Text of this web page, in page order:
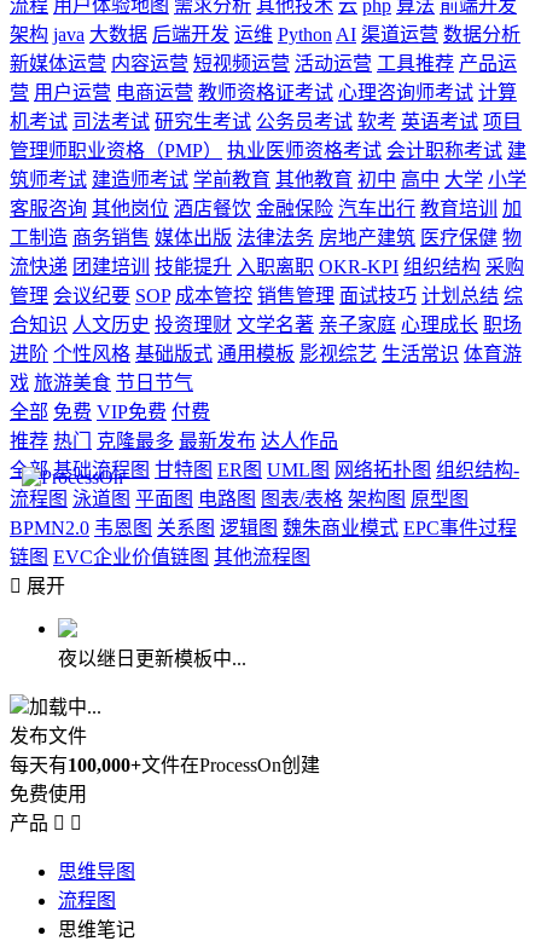
流程 用户体验地图 需求分析 其他技术 云 php 算法 前端开发
架构 java 大数据 后端开发 运维 Python AI 渠道运营 数据分析
新媒体运营 内容运营 短视频运营 活动运营 工具推荐 产品运
营 用户运营 电商运营 教师资格证考试 心理咨询师考试 计算
机考试 司法考试 研究生考试 公务员考试 软考 英语考试 项目
管理师职业资格（PMP）
执业医师资格考试 会计职称考试 建
筑师考试 建造师考试 学前教育 其他教育 初中 高中 大学 小学
客服咨询 其他岗位 酒店餐饮 金融保险 汽车出行 教育培训
加
工制造 商务销售 媒体出版 法律法务 房地产建筑 医疗保健 物
流快递 团建培训 技能提升 入职离职 OKR-KPI 组织结构 采购
管理 会议纪要 SOP 成本管控 销售管理 面试技巧 计划总结 综
合知识 人文历史 投资理财 文学名著 亲子家庭 心理成长 职场
进阶 个性风格 基础版式 通用模板 影视综艺 生活常识 体育游
戏 旅游美食 节日节气
全部 免费 VIP免费 付费
推荐 热门 克隆最多 最新发布 达人作品
全部 基础流程图 甘特图 ER图 UML图 网络拓扑图 组织结构-
流程图 泳道图 平面图 电路图 图表/表格 架构图 原型图
BPMN2.0 韦恩图 关系图 逻辑图 魏朱商业模式 EPC事件过程
链图 EVC企业价值链图 其他流程图
 展开
夜以继日更新模板中...
加载中...
发布文件
每天有100,000+文件在ProcessOn创建
免费使用
产品  
思维导图
流程图
思维笔记